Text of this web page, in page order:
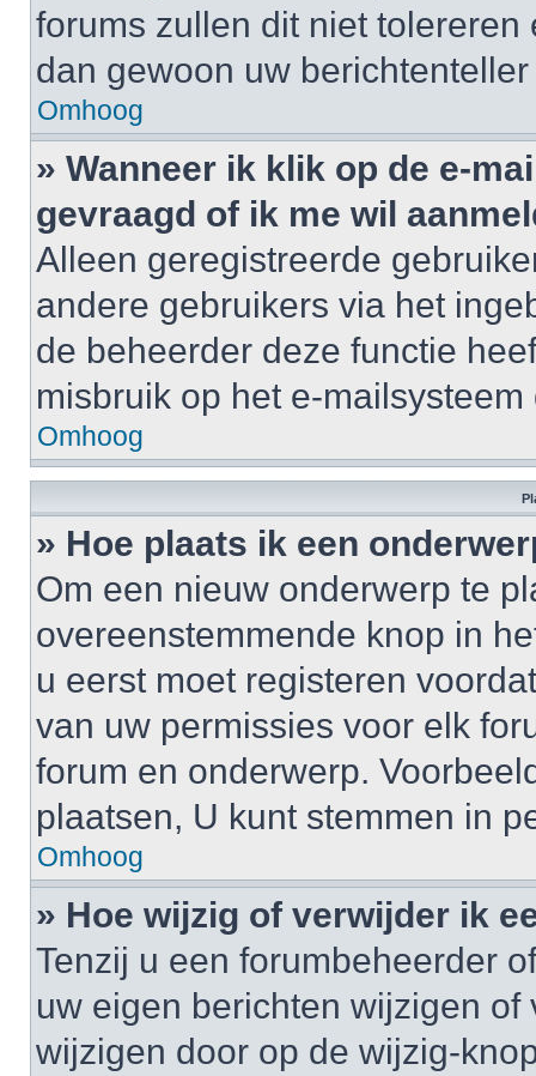
forums zullen dit niet
dan gewoon uw
Omhoog
» Wanneer ik klik op de e-
gevraagd of ik me wil
Alleen geregistreerde
andere gebruikers via het
de beheerder deze functie
misbruik op het e-
Omhoog
» Hoe plaats ik een
Om een nieuw onderwerp te
overeenstemmende knop in
u eerst moet registeren
van uw permissies voor elk
forum en onderwerp.
plaatsen, U kunt stemmen in
Omhoog
» Hoe wijzig of verwijder ik
Tenzij u een forumbeheerder
uw eigen berichten wijzigen
wijzigen door op de wijzig-